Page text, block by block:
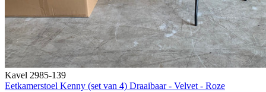
Kavel 2985-139
Eetkamerstoel Kenny (set van 4) Draaibaar - Velvet - Roze